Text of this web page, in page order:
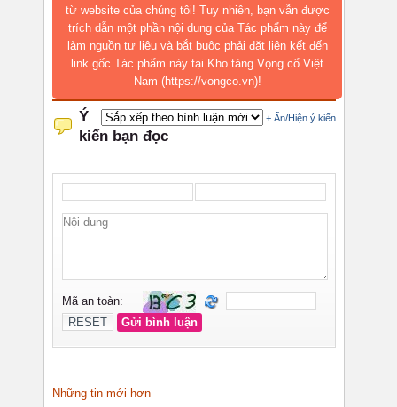
từ website của chúng tôi! Tuy nhiên, bạn vẫn được
trích dẫn một phần nội dung của Tác phẩm này để
làm nguồn tư liệu và bắt buộc phải đặt liên kết đến
link gốc Tác phẩm này tại Kho tàng Vọng cổ Việt
Nam (https://vongco.vn)!
Những tin mới hơn